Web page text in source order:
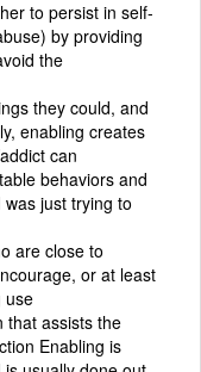
to persist in self-
by providing
the
they could, and
enabling creates
can
behaviors and
just trying to
are close to
or at least
use
that assists the
Enabling is